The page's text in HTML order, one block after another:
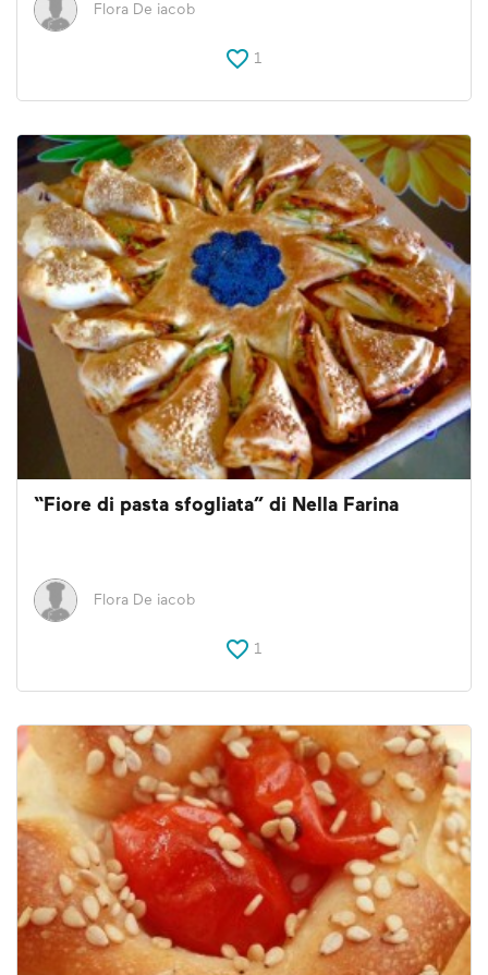
Flora De iacob
1
“Fiore di pasta sfogliata” di Nella Farina
Flora De iacob
1